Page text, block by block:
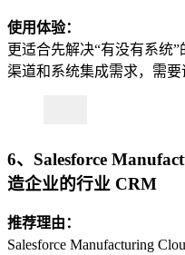
使用体验：
更适合先解决“有没有系统
渠道和系统集成需求，需要
6、Salesforce
造企业的行业 CRM
推荐理由：
Salesforce Manufacturing